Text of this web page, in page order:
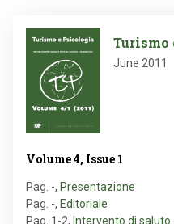
Image
Turismo
June 2011
Volume 4, Issue 1
Pag. -, Presentazione
Pag. -, Editoriale
Pag. 1-2, Intervento di saluto